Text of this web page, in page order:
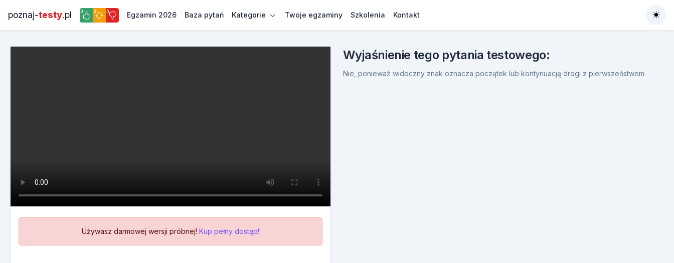
poznaj-testy.pl 0 0 0 Egzamin 2026 Baza pytań Kategorie Twoje egzaminy Szkolenia Kontakt
Używasz darmowej wersji próbnej! Kup pełny dostęp!
Wyjaśnienie tego pytania testowego:
Nie, ponieważ widoczny znak oznacza początek lub kontynuację drogi z pierwszeństwem.